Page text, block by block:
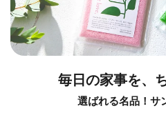
毎日の家事を、
選ばれる名品！サ